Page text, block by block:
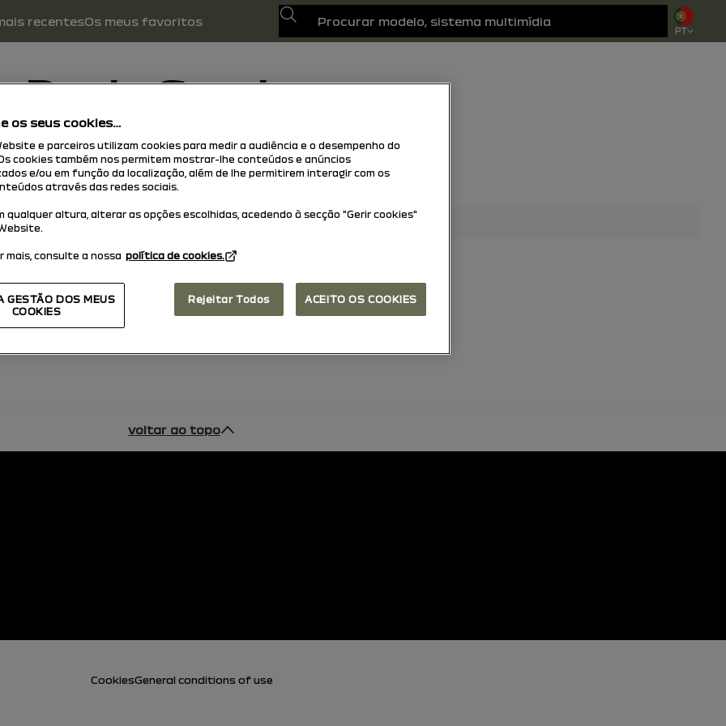
recentesOs meus favoritos
Busca
PT
Dacia Sandero
15/10/2025para hoje
ManualLuzes de advertênciaGuia em PDFPesquisar
voltar ao topo
CookiesGeneral conditions of use
os seus cookies…
e parceiros utilizam cookies para medir a audiência e o desempenho do
cookies também nos permitem mostrar-lhe conteúdos e anúncios
e/ou em função da localização, além de lhe permitirem interagir com os
através das redes sociais.
qualquer altura, alterar as opções escolhidas, acedendo à secção "Gerir cookies"
mais, consulte a nossa política de cookies.
Rejeitar Todos ACEITO OS COOKIES
GESTÃO DOS MEUS
COOKIES